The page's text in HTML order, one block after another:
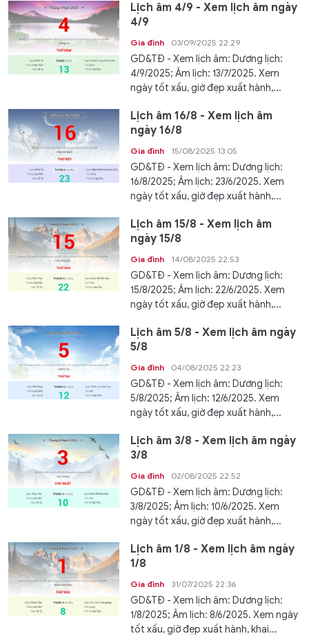
Lịch âm 4/9 - Xem lịch âm ngày
4/9
Gia đình 03/09/2025 22:29
GD&TĐ - Xem lịch âm: Dương lịch:
4/9/2025; Âm lịch: 13/7/2025. Xem
ngày tốt xấu, giờ đẹp xuất hành,...
Lịch âm 16/8 - Xem lịch âm
ngày 16/8
Gia đình 15/08/2025 13:05
GD&TĐ - Xem lịch âm: Dương lịch:
16/8/2025; Âm lịch: 23/6/2025. Xem
ngày tốt xấu, giờ đẹp xuất hành,...
Lịch âm 15/8 - Xem lịch âm
ngày 15/8
Gia đình 14/08/2025 22:53
GD&TĐ - Xem lịch âm: Dương lịch:
15/8/2025; Âm lịch: 22/6/2025. Xem
ngày tốt xấu, giờ đẹp xuất hành,...
Lịch âm 5/8 - Xem lịch âm ngày
5/8
Gia đình 04/08/2025 22:23
GD&TĐ - Xem lịch âm: Dương lịch:
5/8/2025; Âm lịch: 12/6/2025. Xem
ngày tốt xấu, giờ đẹp xuất hành,...
Lịch âm 3/8 - Xem lịch âm ngày
3/8
Gia đình 02/08/2025 22:52
GD&TĐ - Xem lịch âm: Dương lịch:
3/8/2025; Âm lịch: 10/6/2025. Xem
ngày tốt xấu, giờ đẹp xuất hành,...
Lịch âm 1/8 - Xem lịch âm ngày
1/8
Gia đình 31/07/2025 22:36
GD&TĐ - Xem lịch âm: Dương lịch:
1/8/2025; Âm lịch: 8/6/2025. Xem ngày
tốt xấu, giờ đẹp xuất hành, khai...